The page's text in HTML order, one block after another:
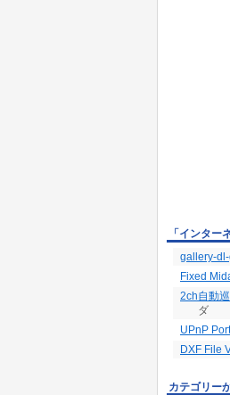
「インター
gallery-
Fixed
2ch自動
ダ
UPnP
DXF File
カテゴリー